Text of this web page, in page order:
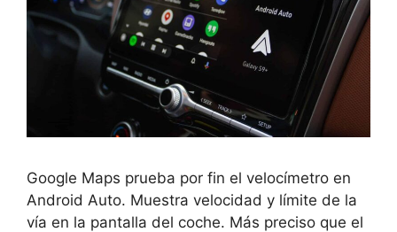
Google Maps prueba por fin el velocímetro en
Android Auto. Muestra velocidad y límite de la
vía en la pantalla del coche. Más preciso que el